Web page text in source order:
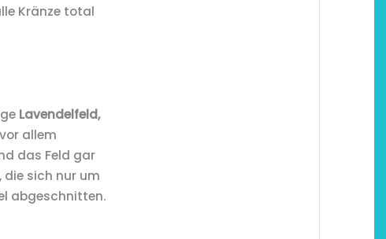
Kränze total
Lavendelfeld,
allem
das Feld gar
die sich nur um
abgeschnitten.